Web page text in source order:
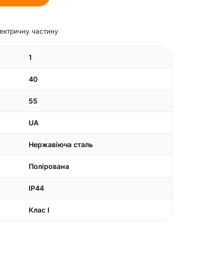
частину
1
40
55
UA
Нержавіюча сталь
Полірована
IP44
Клас I